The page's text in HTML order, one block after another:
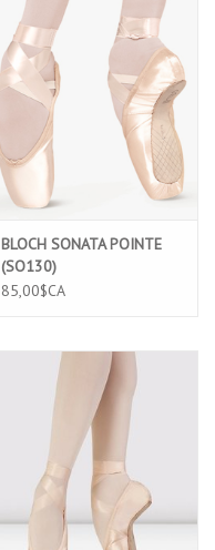
BLOCH SONATA POINTE
(SO130)
85,00$CA